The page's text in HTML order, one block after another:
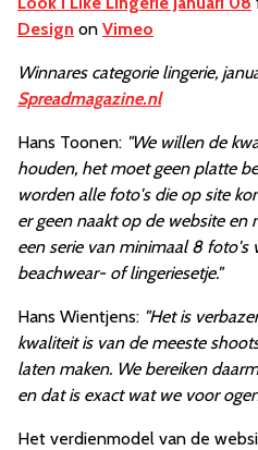
Design on Vimeo
Winnares categorie lingerie,
Spreadmagazine.nl
Hans Toonen: "We willen de
houden, het moet geen platte
worden alle foto's die op site
er geen naakt op de website en
een serie van minimaal 8 foto's
beachwear- of lingeriesetje."
Hans Wientjens: "Het is
kwaliteit is van de meeste
laten maken. We bereiken
en dat is exact wat we voor
Het verdienmodel van de